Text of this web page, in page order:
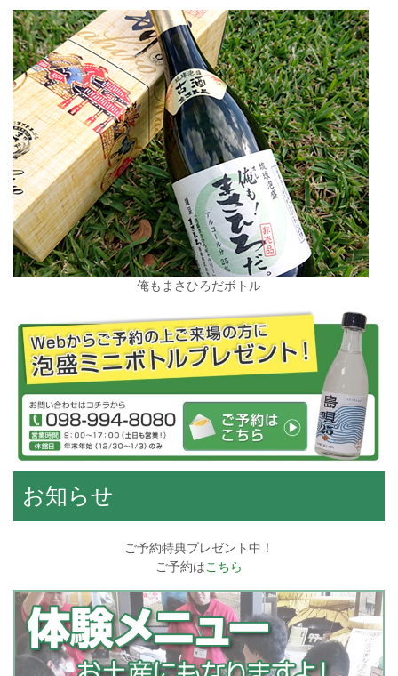
俺もまさひろだボトル
お知らせ
ご予約特典プレゼント中！
ご予約はこちら